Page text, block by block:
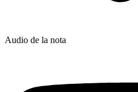
Audio de la nota